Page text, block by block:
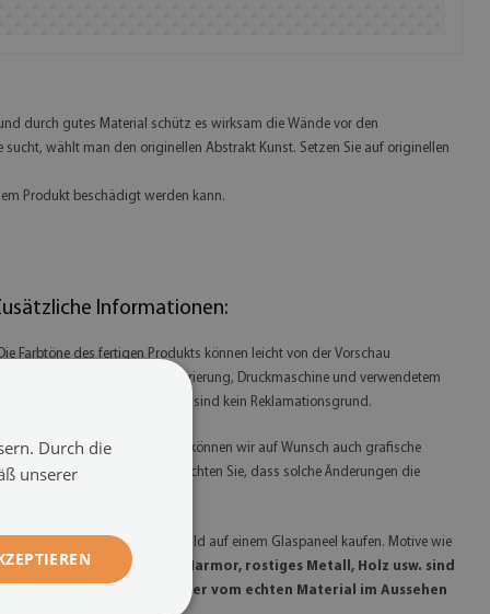
durch gutes Material schütz es wirksam die Wände vor den
wählt man den originellen Abstrakt Kunst. Setzen Sie auf originellen
Produkt beschädigt werden kann.
Informationen:
Farbtöne des fertigen Produkts können leicht von der Vorschau
– je nach Monitorkalibrierung, Druckmaschine und verwendetem
Kleine Farbunterschiede sind kein Reklamationsgrund.
unsere eigene Produktion können wir auf Wunsch auch grafische
vornehmen. Bitte beachten Sie, dass solche Änderungen die
Bitte beachten Sie, dass Sie ein Bild auf einem Glaspaneel kaufen. Motive wie
Gold, Silber, Beton, Marmor, rostiges Metall, Holz usw. sind
und können daher vom echten Material im Aussehen
Durch die
unserer